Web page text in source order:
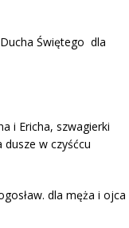
Świętego dla
i Ericha, szwagierki
w czyśćcu
dla męża i ojca